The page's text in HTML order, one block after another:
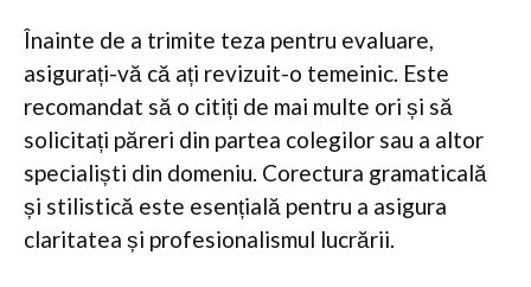
Înainte de a trimite teza pentru evaluare,
asigurați-vă că ați revizuit-o temeinic. Este
recomandat să o citiți de mai multe ori și să
solicitați păreri din partea colegilor sau a altor
specialiști din domeniu. Corectura gramaticală
și stilistică este esențială pentru a asigura
claritatea și profesionalismul lucrării.